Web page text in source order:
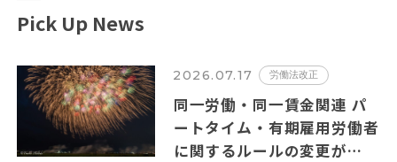
Pick Up News
2026.07.17 労働法改正
同一労働・同一賃金関連 パ
ートタイム・有期雇用労働者
に関するルールの変更が